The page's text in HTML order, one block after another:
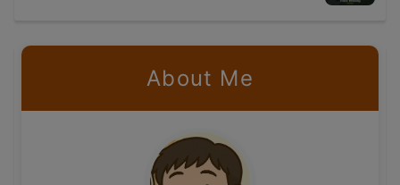
About Me